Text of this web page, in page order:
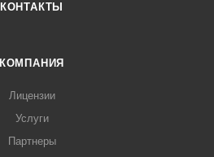
КОНТАКТЫ
КОМПАНИЯ
Лицензии
Услуги
Партнеры